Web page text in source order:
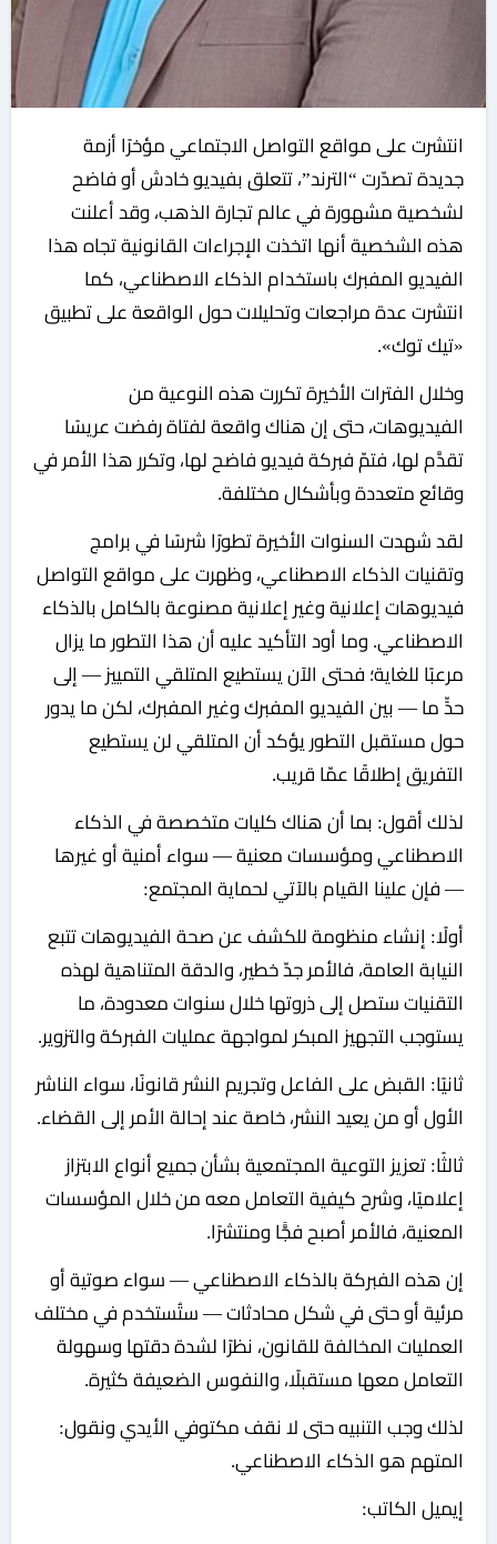
انتشرت على مواقع التواصل الاجتماعي مؤخرًا أزمة
جديدة تصدّرت “الترند”، تتعلق بفيديو خادش أو فاضح
لشخصية مشهورة في عالم تجارة الذهب، وقد أعلنت
هذه الشخصية أنها اتخذت الإجراءات القانونية تجاه هذا
الفيديو المفبرك باستخدام الذكاء الاصطناعي، كما
انتشرت عدة مراجعات وتحليلات حول الواقعة على تطبيق
«تيك توك».
وخلال الفترات الأخيرة تكررت هذه النوعية من
الفيديوهات، حتى إن هناك واقعة لفتاة رفضت عريسًا
تقدَّم لها، فتمّ فبركة فيديو فاضح لها، وتكرر هذا الأمر في
وقائع متعددة وبأشكال مختلفة.
لقد شهدت السنوات الأخيرة تطورًا شرسًا في برامج
وتقنيات الذكاء الاصطناعي، وظهرت على مواقع التواصل
فيديوهات إعلانية وغير إعلانية مصنوعة بالكامل بالذكاء
الاصطناعي. وما أود التأكيد عليه أن هذا التطور ما يزال
مرعبًا للغاية؛ فحتى الآن يستطيع المتلقي التمييز — إلى
حدٍّ ما — بين الفيديو المفبرك وغير المفبرك، لكن ما يدور
حول مستقبل التطور يؤكد أن المتلقي لن يستطيع
التفريق إطلاقًا عمّا قريب.
لذلك أقول: بما أن هناك كليات متخصصة في الذكاء
الاصطناعي ومؤسسات معنية — سواء أمنية أو غيرها
— فإن علينا القيام بالآتي لحماية المجتمع:
أولًا: إنشاء منظومة للكشف عن صحة الفيديوهات تتبع
النيابة العامة، فالأمر جدّ خطير، والدقة المتناهية لهذه
التقنيات ستصل إلى ذروتها خلال سنوات معدودة، ما
يستوجب التجهيز المبكر لمواجهة عمليات الفبركة والتزوير.
ثانيًا: القبض على الفاعل وتجريم النشر قانونًا، سواء الناشر
الأول أو من يعيد النشر، خاصة عند إحالة الأمر إلى القضاء.
ثالثًا: تعزيز التوعية المجتمعية بشأن جميع أنواع الابتزاز
إعلاميًا، وشرح كيفية التعامل معه من خلال المؤسسات
المعنية، فالأمر أصبح فجًّا ومنتشرًا.
إن هذه الفبركة بالذكاء الاصطناعي — سواء صوتية أو
مرئية أو حتى في شكل محادثات — ستُستخدم في مختلف
العمليات المخالفة للقانون، نظرًا لشدة دقتها وسهولة
التعامل معها مستقبلًا، والنفوس الضعيفة كثيرة.
لذلك وجب التنبيه حتى لا نقف مكتوفي الأيدي ونقول:
المتهم هو الذكاء الاصطناعي.
إيميل الكاتب: